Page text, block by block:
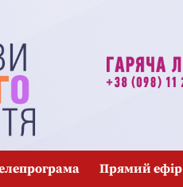
Прямий ефір